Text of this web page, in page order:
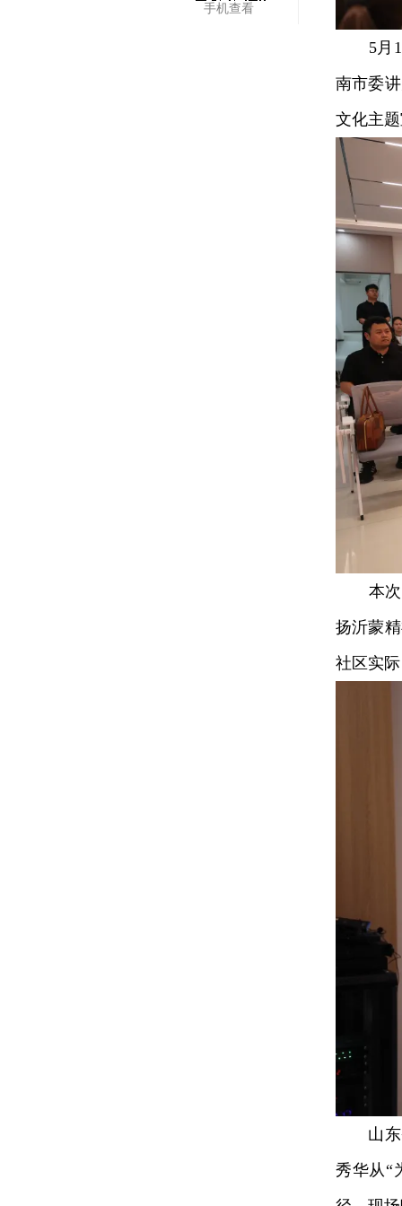
手机查看
5月19
南市委
文化主
本次宣
扬沂蒙
社区实
山东省
秀华从“